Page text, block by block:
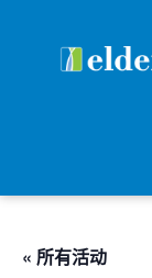
« 所有活动